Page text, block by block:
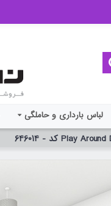
لباس بارداری و حاملگی